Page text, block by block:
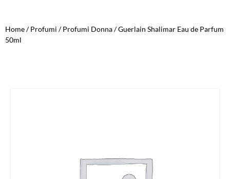
Home/Profumi /Profumi Donna/ Guerlain Shalimar Eau de Parfum
50ml